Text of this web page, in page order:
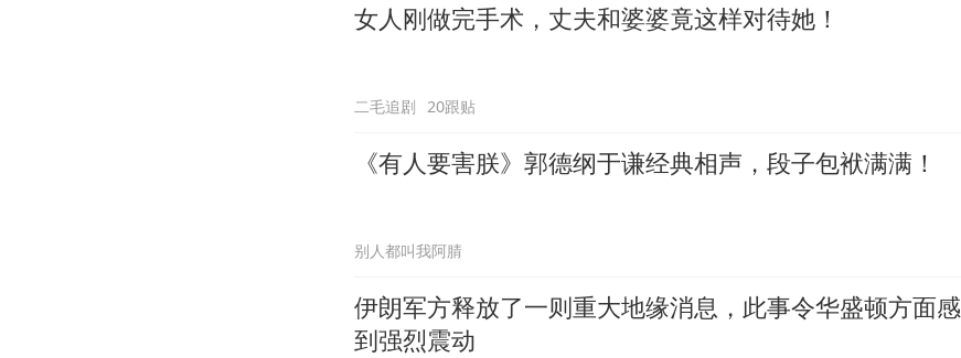
女人刚做完手术，丈夫和婆婆竟这样对待她！
二毛追剧 20跟贴
《有人要害朕》郭德纲于谦经典相声，段子包袱满满！
别人都叫我阿腈
伊朗军方释放了一则重大地缘消息，此事令华盛顿方面感
到强烈震动